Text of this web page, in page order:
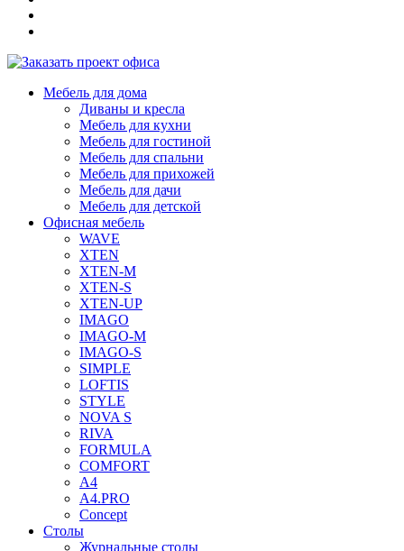
Мебель для дома
Диваны и кресла
Мебель для кухни
Мебель для гостиной
Мебель для спальни
Мебель для прихожей
Мебель для дачи
Мебель для детской
Офисная мебель
WAVE
XTEN
XTEN-M
XTEN-S
XTEN-UP
IMAGO
IMAGO-M
IMAGO-S
SIMPLE
LOFTIS
STYLE
NOVA S
RIVA
FORMULA
COMFORT
A4
A4.PRO
Concept
Столы
Журнальные столы